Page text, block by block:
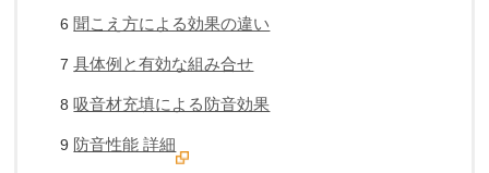
6 聞こえ方による効果の違い
7具体例と有効な組み合せ
8 吸音材充填による防音効果
9 防音性能 詳細